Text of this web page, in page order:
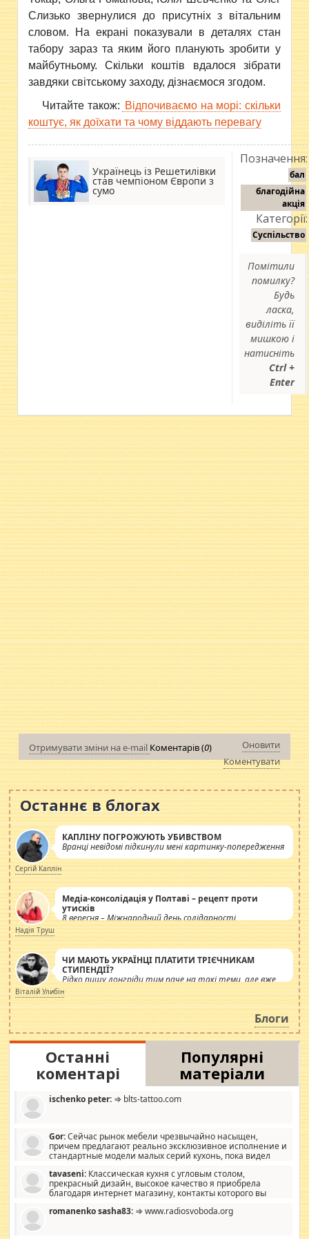
Слизько звернулися до присутніх з вітальним
словом. На екрані показували в деталях стан
табору зараз та яким його планують зробити у
майбутньому. Скільки коштів вдалося зібрати
завдяки світському заходу, дізнаємося згодом.
Читайте також: Відпочиваємо на морі: скільки
коштує, як доїхати та чому віддають перевагу
Українець із Решетилівки
став чемпіоном Європи з
сумо
Позначення:
бал
благодійна
акція
Категорії:
Суспільство
Помітили
помилку?
Будь
ласка,
виділіть її
мишкою і
натисніть
Ctrl +
Enter
Отримувати зміни на e-mail Коментарів (0)
Оновити
Коментувати
Останнє в блогах
КАПЛІНУ ПОГРОЖУЮТЬ УБИВСТВОМ
Вранці невідомі підкинули мені картинку-попередження
Сергій Каплін
Медіа-консолідація у Полтаві – рецепт проти
утисків
8 вересня – Міжнародний день солідарності
журналістів.
Надія Труш
ЧИ МАЮТЬ УКРАЇНЦІ ПЛАТИТИ ТРІЄЧНИКАМ
СТИПЕНДІЇ?
Рідко пишу лонгріди тим паче на такі теми, але вже
просто дістало! Обурюють сьогоднішні інсенуації
навколо стипендіального питання. Штучно
роздувається ще одна соціальна катастрофа.
Віталій Улибін
Блоги
Останні
коментарі
Популярні
матеріали
ischenko peter: ⇒ blts-tattoo.com
Gor:Сейчас рынок мебели чрезвычайно насыщен,
причем предлагают реально эксклюзивное исполнение и
стандартные модели малых серий кухонь, пока видел
стандартные формы, в MebelOk, креативненько и что главное -
со вкусом все в порядке, без ненужных наворотов удорожающих
мебель, а это не последний фактор.
tavaseni: Классическая кухня с угловым столом,
прекрасный дизайн, высокое качество я приобрела
благодаря интернет магазину, контакты которого вы
romanenko sasha83: ⇒ www.radiosvoboda.org